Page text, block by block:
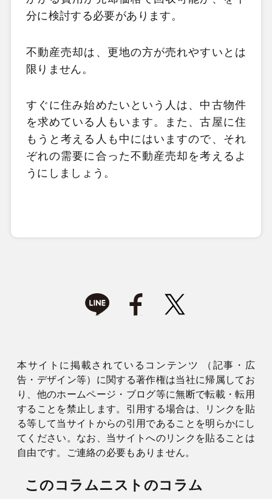
分に検討する必要があります。
不動産売却は、更地の方が売れやすいとは
限りません。
すぐに住み始めたいという人は、中古物件
を求めている人もいます。また、古屋に住
もうと考える人も中にはいますので、それ
ぞれの需要に合った不動産売却を考えるよ
うにしましょう。
本サイトに掲載されているコンテンツ （記事・広
告・デザイン等）に関する著作権は当社に帰属してお
り、他のホームページ・ブログ等に無断で転載・転用
することを禁止します。引用する場合は、リンクを貼
る等して当サイトからの引用であることを明らかにし
てください。なお、当サイトへのリンクを貼ることは
自由です。ご連絡の必要もありません。
このコラムニストのコラム